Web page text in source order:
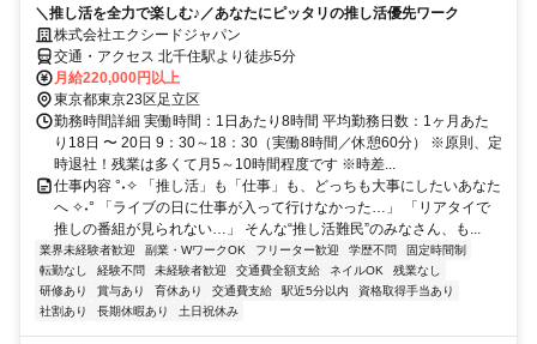
＼推し活を全力で楽しむ♪／あなたにピッタリの推し活優先ワーク
株式会社エクシードジャパン
交通・アクセス 北千住駅より徒歩5分
月給220,000円以上
東京都東京23区足立区
勤務時間詳細 実働時間：1日あたり8時間 平均勤務日数：1ヶ月あた
り18日 〜 20日 9：30～18：30（実働8時間／休憩60分） ※原則、定
時退社！残業は多くて月5～10時間程度です ※時差...
仕事内容 °˖✧ 「推し活」も「仕事」も、どっちも大事にしたいあなた
へ ✧˖° 「ライブの日に仕事が入って行けなかった…」 「リアタイで
推しの番組が見られない…」 そんな“推し活難民”のみなさん、も...
業界未経験者歓迎 副業・WワークOK フリーター歓迎 学歴不問
固定時間制
転勤なし
経験不問 未経験者歓迎 交通費全額支給 ネイルOK
残業なし
研修あり
賞与あり 育休あり 交通費支給 駅近5分以内
資格取得手当あり
社割あり
長期休暇あり 土日祝休み